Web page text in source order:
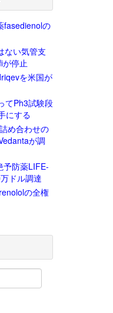
fasedienolの
ない気管支
が停止
を米国が
てPh3試験段
にする
め合わせの
が調
予防薬LIFE-
ドル調達
の全権